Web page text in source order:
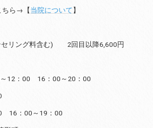
ちら→【当院について】
セリング料含む) 2回目以降6,600円
～12：00 16：00～20：00
16：00～19：00